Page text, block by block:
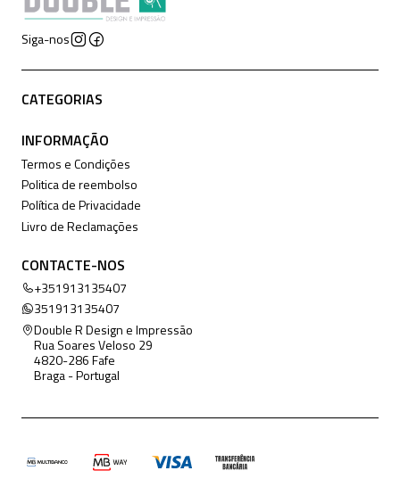
Siga-nos
CATEGORIAS
INFORMAÇÃO
Termos e Condições
Politica de reembolso
Política de Privacidade
Livro de Reclamações
CONTACTE-NOS
+351913135407
351913135407
Double R Design e Impressão
Rua Soares Veloso 29
4820-286 Fafe
Braga - Portugal